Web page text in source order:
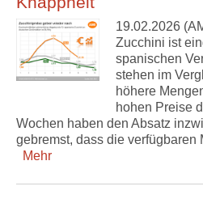
19.02.2026
Zucchini ist
spanischen
stehen im
höhere
hohen Preise
Wochen haben den Absatz
gebremst, dass die verfügbaren
Mehr